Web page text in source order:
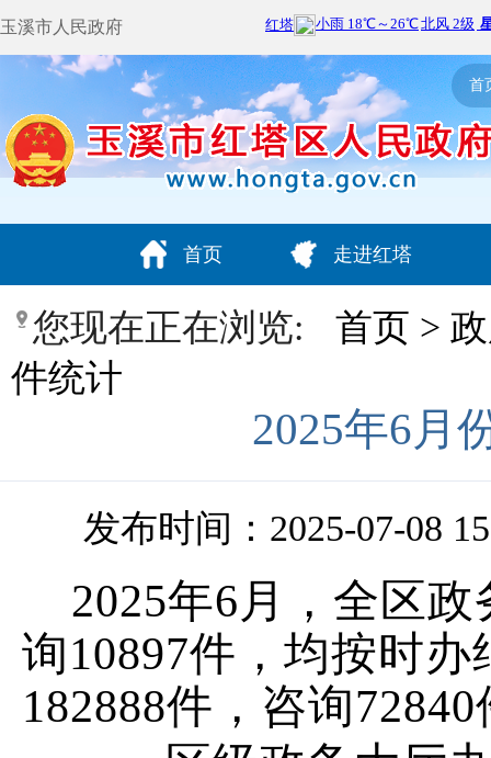
玉溪市人民政府
首
首页 走进红塔
您现在正在浏览: 首页 >
件统计
2025年6月
发布时间：2025-07-08
2025年6 月， 全区政
询10897件 ， 均按时办
182888件，咨询72840